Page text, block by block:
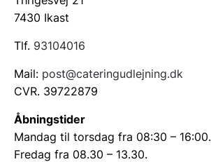
7430 Ikast
Tlf. 93104016
Mail: post@cateringudlejning.dk
CVR. 39722879
Åbningstider
Mandag til torsdag fra 08:30 – 16:00.
Fredag fra 08.30 – 13.30.